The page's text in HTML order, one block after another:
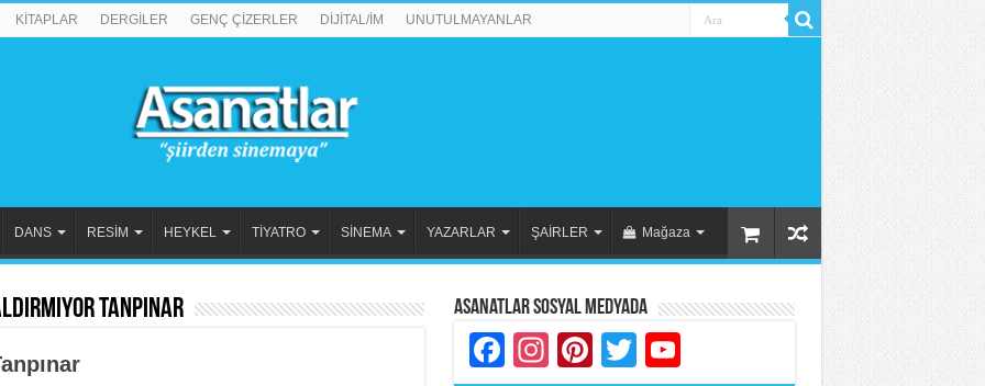
KİTAPLAR DERGİLER GENÇ ÇİZERLER DİJİTAL/İM UNUTULMAYANLAR
DANS RESİM HEYKEL TİYATRO SİNEMA YAZARLAR ŞAİRLER Mağaza
Tanpınar Asanatlar Sosyal Medyada
Facebook
Instagram
Pinterest
Twitter